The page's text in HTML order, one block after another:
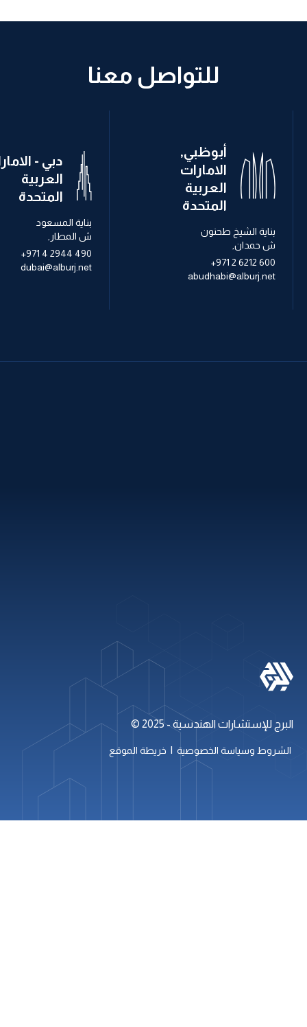
للتواصل معنا
أبوظبي,
الامارات
العربية
المتحدة
بناية الشيخ طحنون
ش حمدان,
+971 2 6212 600
abudhabi@alburj.net
دبي -
العربية
المتحدة
بناية المسعود
ش المطار,
+971 4 2944 490
dubai@alburj.net
تابعنا على
البرج للإستشارات الهندسية - 2025 ©
الشروط وسياسة الخصوصية | خريطة الموقع